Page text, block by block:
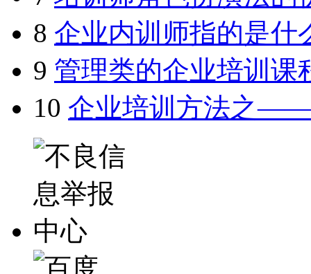
8 企业内训师指的是什
9 管理类的企业培训课
10 企业培训方法之